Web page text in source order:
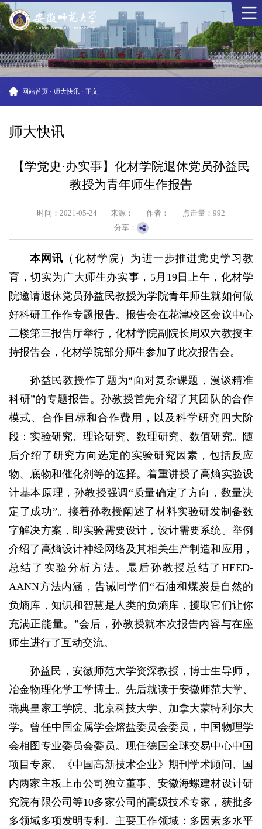
网站首页 · 师大快讯 · 正文
师大快讯
【学党史·办实事】化材学院退休党员孙益民
教授为青年师生作报告
时间：2021-05-24 来源： 作者： 点击量： 992
分享：
本网讯 （化材学院）为进一步推进党史学习教
育，切实为广大师生办实事，5月19日上午，化材学
院邀请退休党员孙益民教授为学院青年师生就如何做
好科研工作作专题报告。报告会在花津校区会议中心
二楼第三报告厅举行，化材学院副院长周双六教授主
持报告会，化材学院部分师生参加了此次报告会。
孙益民教授作了题为“面对复杂课题，漫谈精准
科研”的专题报告。孙教授首先介绍了其团队的合作
模式、合作目标和合作费用，以及科学研究四大阶
段：实验研究、理论研究、数理研究、数值研究。随
后介绍了研究方向选定的实验研究因素，包括反应
物、底物和催化剂等的选择。着重讲授了高熵实验设
计基本原理，孙教授强调“质量确定了方向，数量决
定了成功”。接着孙教授阐述了材料实验研发制备数
字解决方案，即实验需要设计，设计需要系统。举例
介绍了高熵设计神经网络及其相关生产制造和应用，
总结了实验分析方法。最后孙教授总结了HEED-
AANN方法内涵，告诫同学们“石油和煤炭是自然的
负熵库，知识和智慧是人类的负熵库，攫取它们让你
充满正能量。”会后，孙教授就本次报告内容与在座
师生进行了互动交流。
孙益民，安徽师范大学资深教授，博士生导师，
冶金物理化学工学博士。先后就读于安徽师范大学、
瑞典皇家工学院、北京科技大学、加拿大蒙特利尔大
学。曾任中国金属学会熔盐委员会委员，中国物理学
会相图专业委员会委员。现任德国全球交易中心中国
项目专家、《中国高新技术企业》期刊学术顾问、国
内两家主板上市公司独立董事、安徽海螺建材设计研
究院有限公司等10多家公司的高级技术专家，获批多
多领域多项发明专利。主要工作领域：多因素多水平